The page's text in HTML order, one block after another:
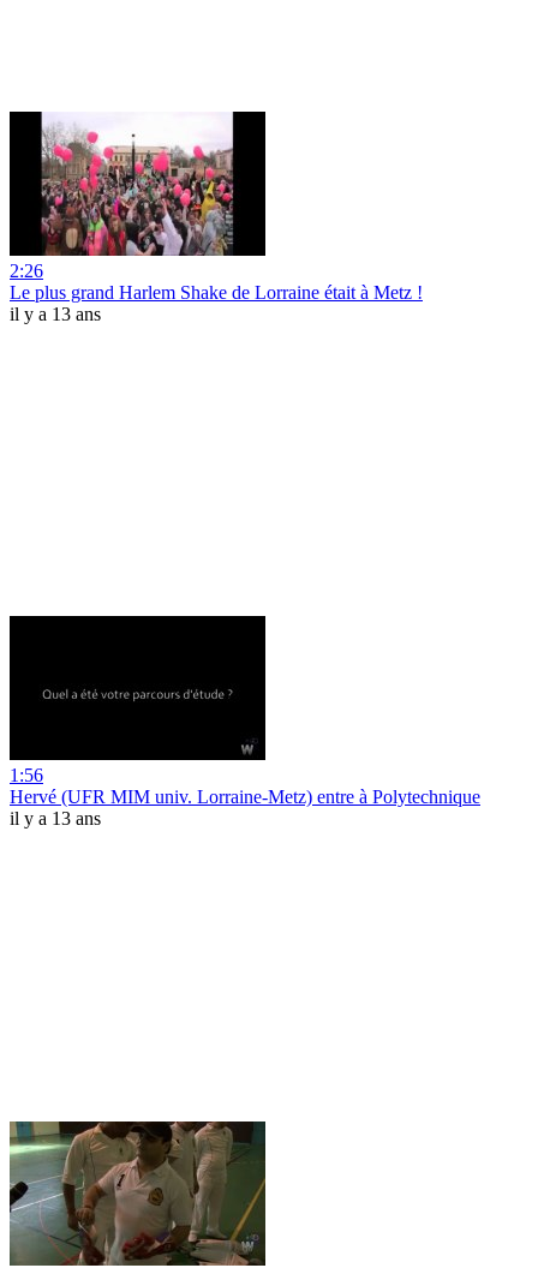
2:26
Le plus grand Harlem Shake de Lorraine était à Metz !
il y a 13 ans
1:56
Hervé (UFR MIM univ. Lorraine-Metz) entre à Polytechnique
il y a 13 ans